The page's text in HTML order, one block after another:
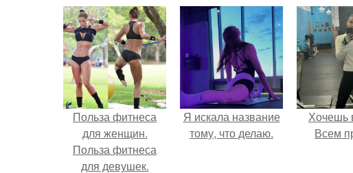
Польза фитнеса
для женщин.
Польза фитнеса
для девушек.
Я искала название
тому, что делаю.
Хочешь
Всем